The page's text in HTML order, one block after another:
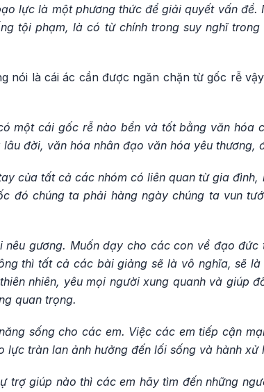
lực là một phương thức để giải quyết vấn đề.
tội phạm, là có từ chính trong suy nghĩ
nói là cái ác cần được ngăn chặn từ gốc rễ
một cái gốc rễ nào bền và tốt bằng văn hóa
đời, văn hóa nhân đạo văn hóa yêu thương,
của tất cả các nhóm có liên quan từ gia
đó chúng ta phải hàng ngày chúng ta vun
nêu gương. Muốn dạy cho các con về đạo
thì tất cả các bài giảng sẽ là vô nghĩa, sẽ
nhiên, yêu mọi người xung quanh và giúp
quan trọng.
sống cho các em. Việc các em tiếp cận
lực tràn lan ảnh hưởng đến lối sống và hành xử
trợ giúp nào thì các em hãy tìm đến những